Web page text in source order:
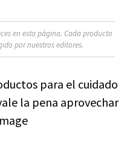
en esta página. Cada producto
por nuestros editores.